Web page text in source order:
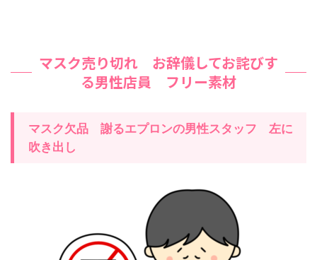
マスク売り切れ お辞儀してお詫びす
る男性店員 フリー素材
マスク欠品 謝るエプロンの男性スタッフ 左に
吹き出し